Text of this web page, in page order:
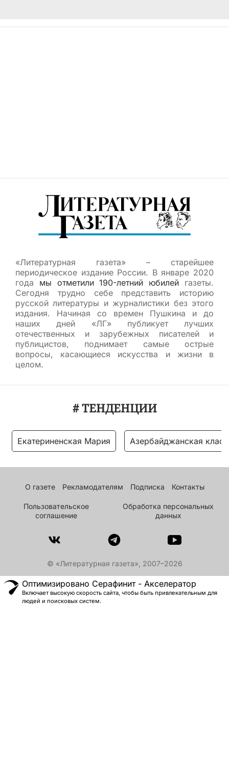
«Литературная газета» – старейшее
периодическое издание России. В январе 2020
года мы отметили 190-летний юбилей газеты.
Сегодня трудно себе представить историю
русской литературы и журналистики без этого
издания. Начиная со времен Пушкина и до
наших дней «ЛГ» публикует лучших
отечественных и зарубежных писателей и
публицистов, поднимает самые острые
вопросы, касающиеся искусства и жизни в
целом.
# ТЕНДЕНЦИИ
Екатериненская Мария Азербайджанская
О газете Рекламодателям Подписка Контакты
Пользовательское
соглашение
Обработка персональных
данных
© «Литературная газета», 2007–2026
Оптимизировано Серафинит - Акселератор
Включает высокую скорость сайта, чтобы быть привлекательным для
людей и поисковых систем.